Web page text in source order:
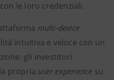
con le loro credenziali.
multi-device
intuitiva e veloce con un
gli investitori
propria user experience su